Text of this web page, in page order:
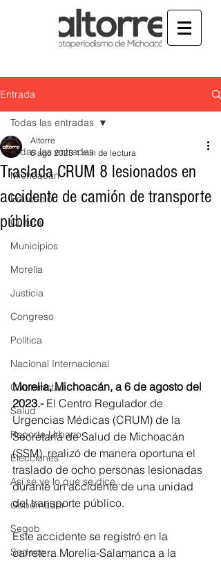
Entrada
Todas las entradas
Michoacán
Educación
Cultura
Municipios
Morelia
Justicia
Congreso
Política
Nacional Internacional
Columnistas
Salud
Reporte Urbano
Elecciones
Así se ve lo que se dice...
Gobernador
Segob
Sedeco
Todas las entradas
Traslada CRUM 8 lesionados en
accidente de camión de transporte
público
Altorre
6 ago 2023 1 min de lectura
Morelia, Michoacán, a 6 de agosto del
2023.- El Centro Regulador de
Urgencias Médicas (CRUM) de la
Secretaría de Salud de Michoacán
(SSM), realizó de manera oportuna el
traslado de ocho personas lesionadas
durante un accidente de una unidad
del transporte público.
Este accidente se registró en la
carretera Morelia-Salamanca a la